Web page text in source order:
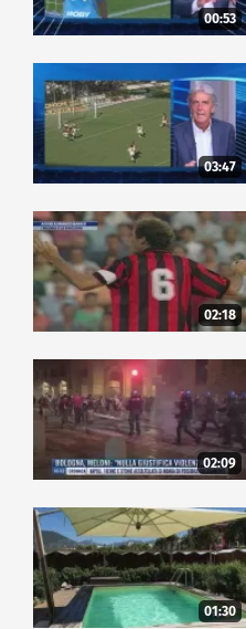
00:53
03:47
02:18
02:09
01:30